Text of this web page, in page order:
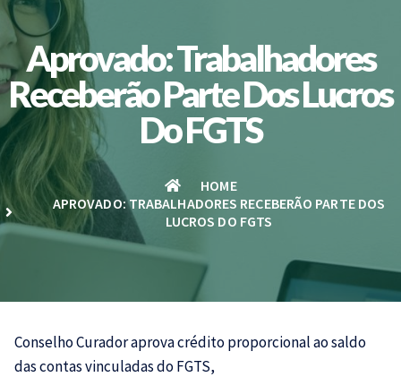
Aprovado: Trabalhadores
Receberão Parte Dos Lucros
Do FGTS
HOME
APROVADO: TRABALHADORES RECEBERÃO PARTE DOS
LUCROS DO FGTS
Conselho Curador aprova crédito proporcional ao saldo
das contas vinculadas doFGTS,